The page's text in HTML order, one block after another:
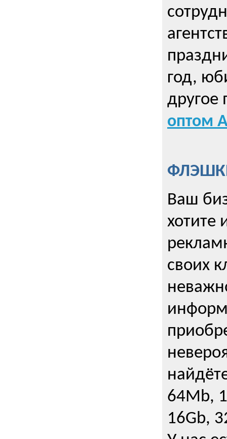
год,
другое
оптом
Ваш
хотите
своих
64Mb,
16Gb,